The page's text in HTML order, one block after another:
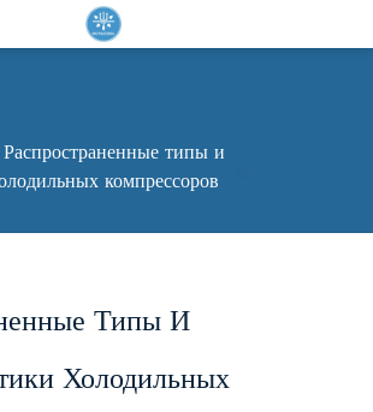
Распространенные типы и
компрессоров
Типы И
Холодильных